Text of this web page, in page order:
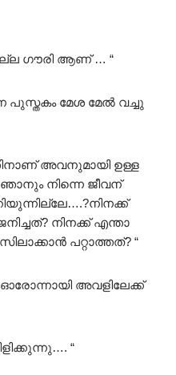
ഗൗരി ആണ് … “
മേശ മേൽ വച്ചു
അവനുമായി ഉള്ള
നിന്നെ ജീവന്
നിനക്ക് എന്താ
പറ്റാത്തത്? “
അവളിലേക്ക്
“